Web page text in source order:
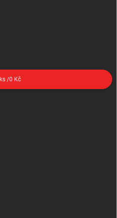
ks /0 Kč